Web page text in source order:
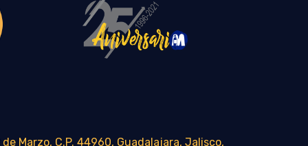
Marzo, C.P. 44960, Guadalajara, Jalisco,